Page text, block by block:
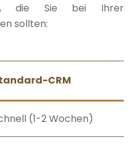
die Sie bei Ihrer
sollten:
CRM
(1-2 Wochen)